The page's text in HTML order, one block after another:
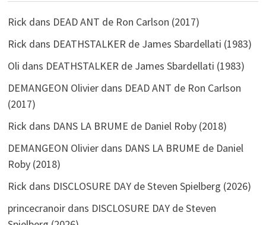
Rick dans DEAD ANT de Ron Carlson (2017)
Rick dans DEATHSTALKER de James Sbardellati (1983)
Oli dans DEATHSTALKER de James Sbardellati (1983)
DEMANGEON Olivierdans DEAD ANT de Ron Carlson
(2017)
Rick dans DANS LA BRUME de Daniel Roby (2018)
DEMANGEON Olivierdans DANS LA BRUME de Daniel
Roby (2018)
Rick dans DISCLOSURE DAY de Steven Spielberg (2026)
princecranoirdans DISCLOSURE DAY de Steven